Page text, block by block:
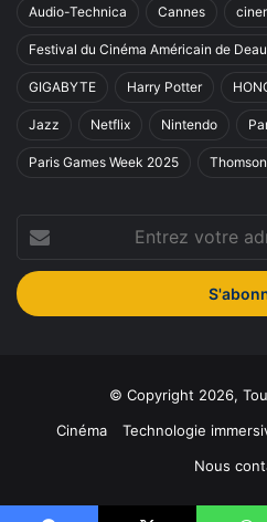
Audio-Technica Cannes
Festival du Cinéma Américain de
GIGABYTE Harry Potter
Jazz Netflix Nintendo
Paris Games Week 2025
votre
adresse
Email
© Copyright 2026,
Cinéma
Technologie
Nous